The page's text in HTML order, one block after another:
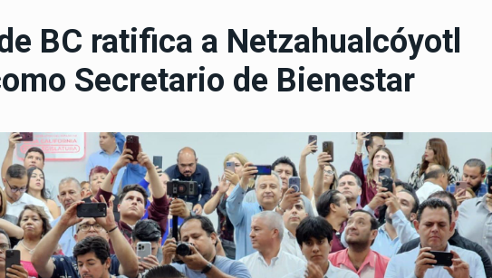
BC ratifica a Netzahualcóyotl
Secretario de Bienestar